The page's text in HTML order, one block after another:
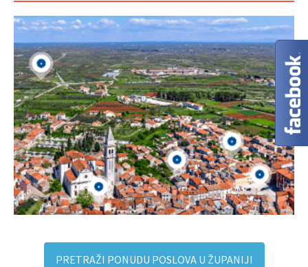
PRETRAŽI PONUDU POSLOVA U ŽUPANIJI